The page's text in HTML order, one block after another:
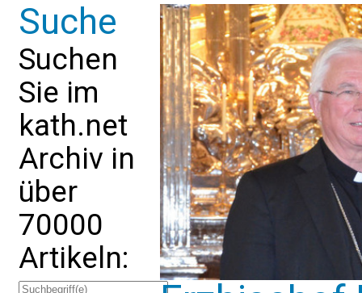
Suche
Suchen
Sie im
kath.net
Archiv in
über
70000
Artikeln: